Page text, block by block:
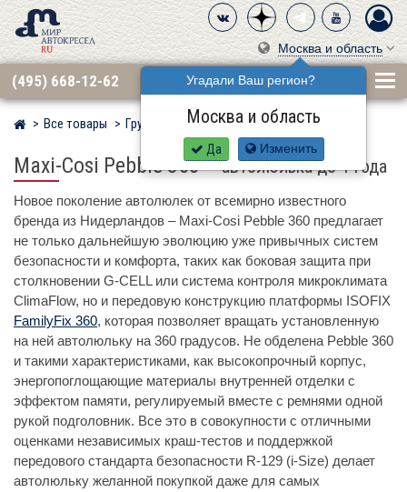
Москва и область
Угадали Ваш регион?
Москва и область
Да Изменить
(495) 668-12-62
Мир детских автокресел
Все товары Группа 0+ (до 13 кг) MAXI-COSI
Maxi-Cosi Pebble 360–автолюлька до 1 года
Новое поколение автолюлек от всемирно известного
бренда из Нидерландов – Maxi-Cosi Pebble 360 предлагает
не только дальнейшую эволюцию уже привычных систем
безопасности и комфорта, таких как боковая защита при
столкновении G-CELL или система контроля микроклимата
ClimaFlow, но и передовую конструкцию платформы ISOFIX
FamilyFix 360, которая позволяет вращать установленную
на ней автолюльку на 360 градусов. Не обделена Pebble 360
и такими характеристиками, как высокопрочный корпус,
энергопоглощающие материалы внутренней отделки с
эффектом памяти, регулируемый вместе с ремнями одной
рукой подголовник. Все это в совокупности с отличными
оценками независимых краш-тестов и поддержкой
передового стандарта безопасности R-129 (i-Size) делает
автолюльку желанной покупкой даже для самых